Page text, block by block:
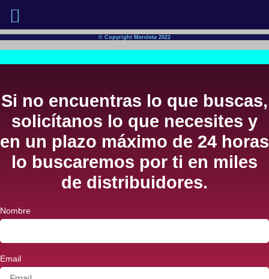
© Copyright Mercleta 2022
Si no encuentras lo que buscas,
solicítanos lo que necesites y
en un plazo máximo de 24 horas
lo buscaremos por ti en miles
de distribuidores.
Nombre
Email